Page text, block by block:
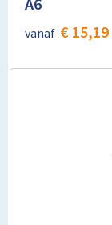
vanaf € 15,19